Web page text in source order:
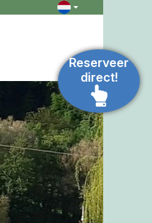
Reserveer
direct!